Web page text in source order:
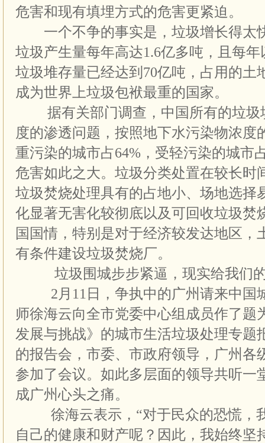
危害和现有填埋方式的危害更紧迫。
一个不争的事实是，垃圾增长得太
垃圾产生量每年高达1.6亿多吨，且每年
垃圾堆存量已经达到70亿吨，占用的土
成为世界上垃圾包袱最重的国家。
据有关部门调查，中国所有的垃圾
度的渗透问题，按照地下水污染物浓度
重污染的城市占64%，受轻污染的城市
危害如此之大。垃圾分类处置在较长时
垃圾焚烧处理具有的占地小、场地选择
化显著无害化较彻底以及可回收垃圾焚
国国情，特别是对于经济较发达地区，
有条件建设垃圾焚烧厂。
垃圾围城步步紧逼，现实给我们的
2月11日，争执中的广州请来中国
师徐海云向全市党委中心组成员作了题
发展与挑战》的城市生活垃圾处理专题
的报告会，市委、市政府领导，广州各
参加了会议。如此多层面的领导共听一
成广州心头之痛。
徐海云表示，“对于民众的恐慌，
自己的健康和财产呢？因此，我始终坚